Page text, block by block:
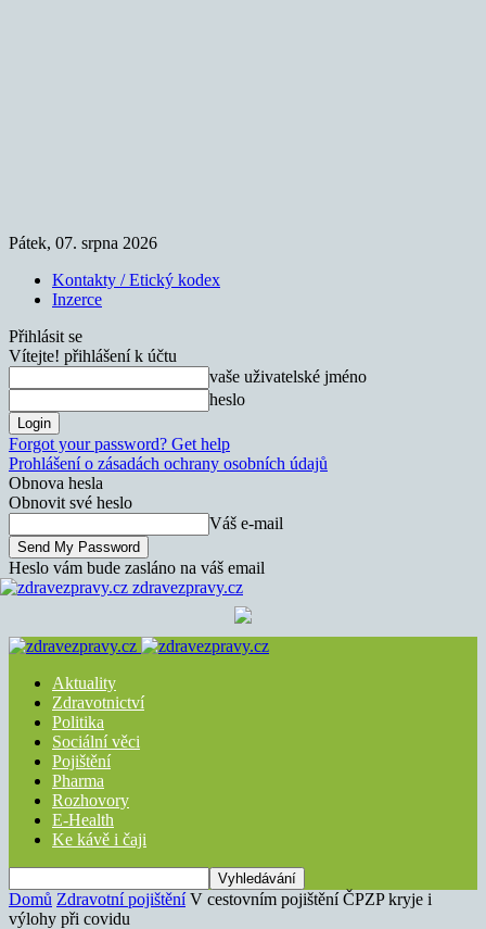
Pátek, 07. srpna 2026
Kontakty / Etický kodex
Inzerce
Přihlásit se
Vítejte! přihlášení k účtu
vaše uživatelské jméno
heslo
Forgot your password? Get help
Prohlášení o zásadách ochrany osobních údajů
Obnova hesla
Obnovit své heslo
Váš e-mail
Heslo vám bude zasláno na váš email
zdravezpravy.cz
Aktuality
Zdravotnictví
Politika
Sociální věci
Pojištění
Pharma
Rozhovory
E-Health
Ke kávě i čaji
Domů Zdravotní pojištění V cestovním pojištění ČPZP kryje i
výlohy při covidu